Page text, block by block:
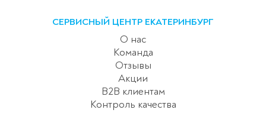
СЕРВИСНЫЙ ЦЕНТР ЕКАТЕРИНБУРГ
О нас
Команда
Отзывы
Акции
B2B клиентам
Контроль качества